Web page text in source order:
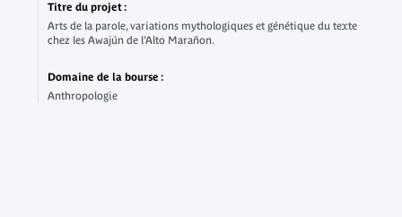
Titre du projet :
Arts de la parole, variations mythologiques et génétique du texte
chez les Awajún de l’Alto Marañon.
Domaine de la bourse :
Anthropologie